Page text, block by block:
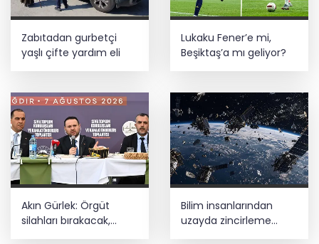
Zabıtadan gurbetçi
yaşlı çifte yardım eli
Lukaku Fener’e mi,
Beşiktaş’a mı geliyor?
Akın Gürlek: Örgüt
silahları bırakacak,
mağaraları boşaltacak
Bilim insanlarından
uzayda zincirleme
felaket uyarısı